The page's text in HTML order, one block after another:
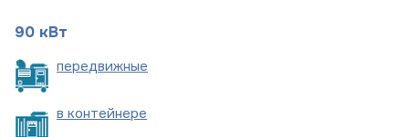
90 кВт
передвижные
в контейнере